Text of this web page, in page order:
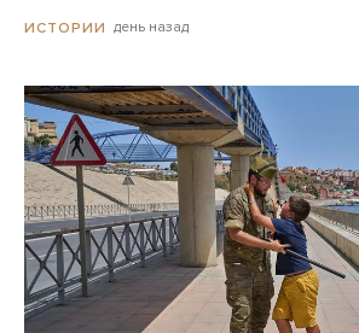
ИСТОРИИ день назад